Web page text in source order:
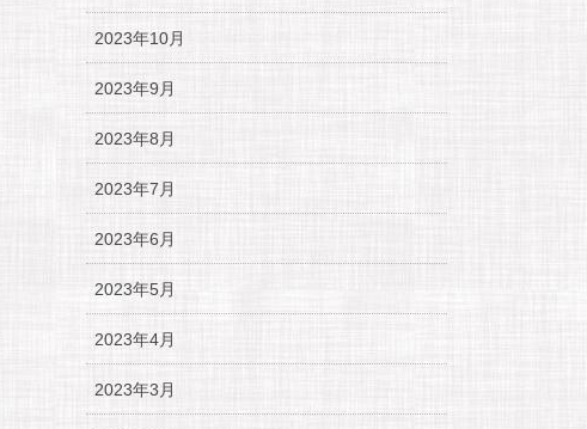
2023年10月
2023年9月
2023年8月
2023年7月
2023年6月
2023年5月
2023年4月
2023年3月